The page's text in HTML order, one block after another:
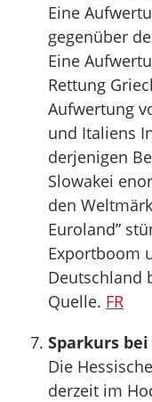
Eine
gegenüber
Eine
Rettung
Aufwertung
und Italiens
derjenigen
Slowakei
den
Euroland”
Exportboom
Deutschland
Quelle. FR
Sparkurs
Die
derzeit im